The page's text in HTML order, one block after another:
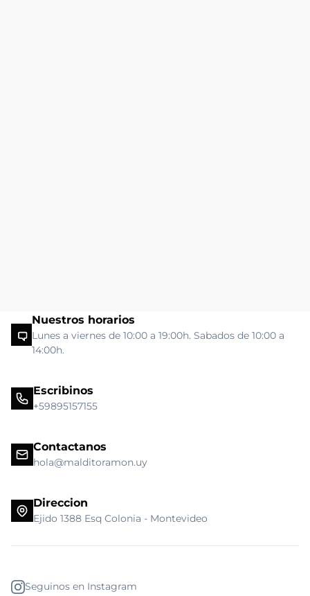
Nuestros horarios
Lunes a viernes de 10:00 a 19:00h. Sabados de 10:00 a
14:00h.
Escribinos
+59895157155
Contactanos
hola@malditoramon.uy
Direccion
Ejido 1388 Esq Colonia - Montevideo
Seguinos en Instagram